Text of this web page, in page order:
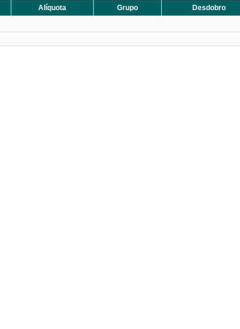
Alíquota Grupo Desdobro